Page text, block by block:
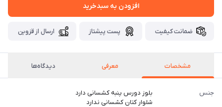
افزودن به سبدخرید
ضمانت کیفیت پست پیشتاز ارسال از قزوین
مشخصات معرفی دیدگاه‌ها
جنس
بلوز دورس پنبه کشسانی دارد
شلوار کتان کشسانی ندارد